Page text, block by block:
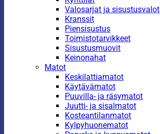
Valosarjat ja sisustusvalot
Kranssit
Piensisustus
Toimistotarvikkeet
Sisustusmuovit
Keinonahat
Matot
Keskilattiamatot
Käytävämatot
Puuvilla- ja räsymatot
Juutti- ja sisalmatot
Kosteantilanmatot
Kylpyhuonematot